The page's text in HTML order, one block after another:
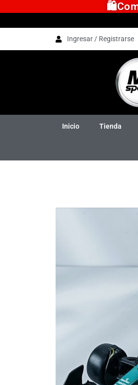
Ingresar / Registrarse
Inicio Tienda